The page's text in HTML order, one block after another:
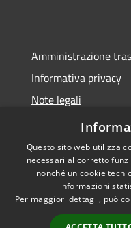
Amministrazione
Informativa privacy
Note legali
Dichiarazione di
Accessibilità
Questo sito web utilizza
necessari al corretto
nonché un cookie
informazioni
Per maggiori dettagli, può